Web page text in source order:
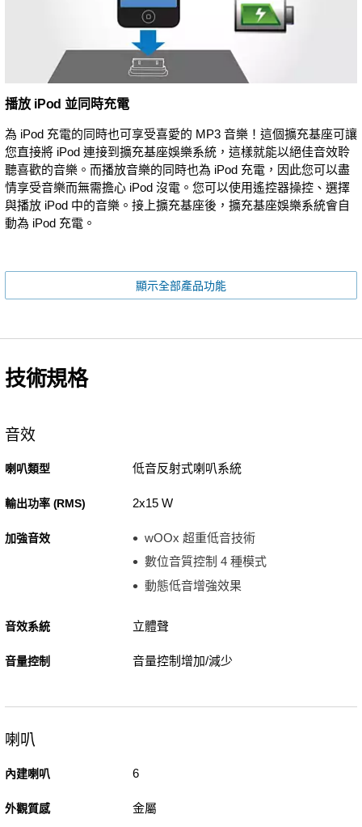
播放 iPod 並同時充電
為 iPod 充電的同時也可享受喜愛的 MP3 音樂！這個擴充基座可讓
您直接將 iPod 連接到擴充基座娛樂系統，這樣就能以絕佳音效聆
聽喜歡的音樂。而播放音樂的同時也為 iPod 充電，因此您可以盡
情享受音樂而無需擔心 iPod 沒電。您可以使用遙控器操控、選擇
與播放 iPod 中的音樂。接上擴充基座後，擴充基座娛樂系統會自
動為 iPod 充電。
顯示全部產品功能
技術規格
音效
喇叭類型 低音反射式喇叭系統
輸出功率 (RMS) 2x15 W
加強音效
wOOx 超重低音技術
數位音質控制 4 種模式
動態低音增強效果
音效系統 立體聲
音量控制 音量控制增加/減少
喇叭
內建喇叭 6
外觀質感 金屬